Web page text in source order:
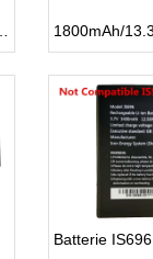
Batterie IS696